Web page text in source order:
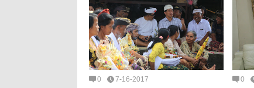
0 7-16-2017 0